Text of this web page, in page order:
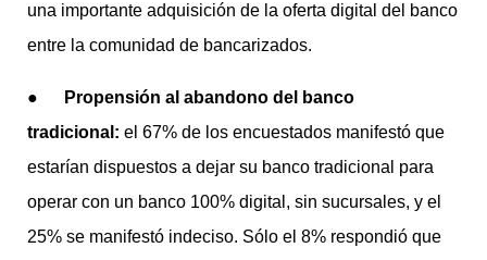
una importante adquisición de la oferta digital del banco
entre la comunidad de bancarizados.
●
Propensión al abandono del banco
tradicional: el 67% de los encuestados manifestó que
estarían dispuestos a dejar su banco tradicional para
operar con un banco 100% digital, sin sucursales, y el
25% se manifestó indeciso. Sólo el 8% respondió que